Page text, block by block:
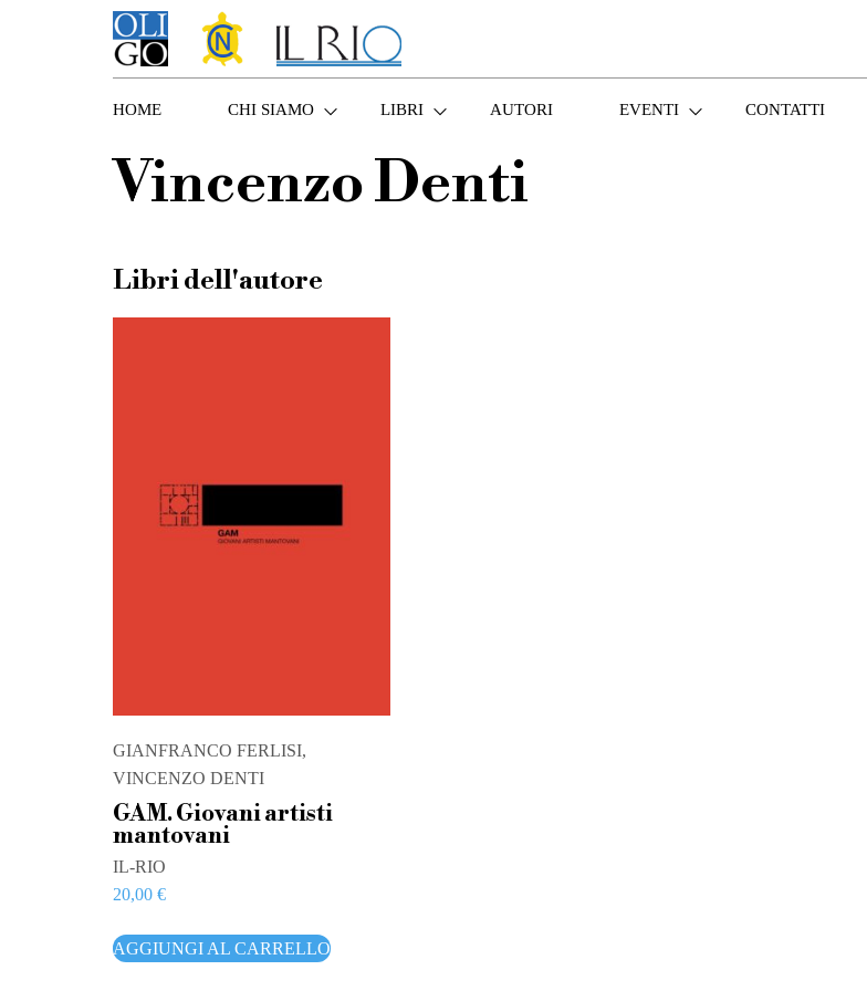
HOME CHI SIAMO LIBRI AUTORI EVENTI CONTATTI
Vincenzo Denti
Libri dell'autore
GIANFRANCO FERLISI,
VINCENZO DENTI
GAM. Giovani artisti
mantovani
IL-RIO
20,00 €
AGGIUNGI AL CARRELLO